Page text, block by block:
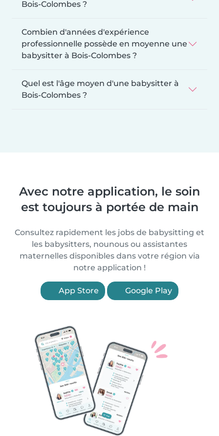
Bois-Colombes ?
Combien d'années d'expérience
professionnelle possède en moyenne une
babysitter à Bois-Colombes ?
Quel est l'âge moyen d'une babysitter à
Bois-Colombes ?
Avec notre application, le soin
est toujours à portée de main
Consultez rapidement les jobs de babysitting et
les babysitters, nounous ou assistantes
maternelles disponibles dans votre région via
notre application !
App Store Google Play